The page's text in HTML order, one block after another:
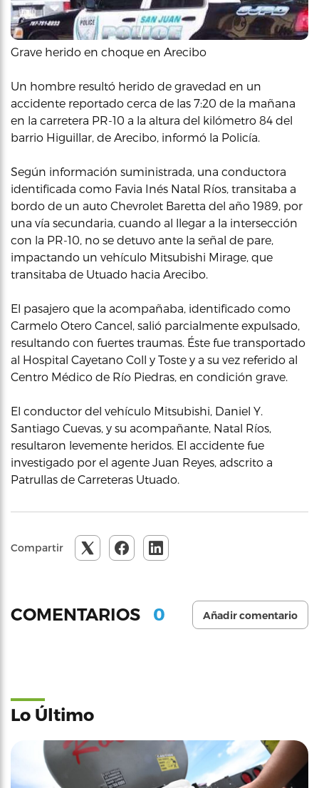
Grave herido en choque en Arecibo
Un hombre resultó herido de gravedad en un
accidente reportado cerca de las 7:20 de la mañana
en la carretera PR-10 a la altura del kilómetro 84 del
barrio Higuillar, de Arecibo, informó la Policía.
Según información suministrada, una conductora
identificada como Favia Inés Natal Ríos, transitaba a
bordo de un auto Chevrolet Baretta del año 1989, por
una vía secundaria, cuando al llegar a la intersección
con la PR-10, no se detuvo ante la señal de pare,
impactando un vehículo Mitsubishi Mirage, que
transitaba de Utuado hacia Arecibo.
El pasajero que la acompañaba, identificado como
Carmelo Otero Cancel, salió parcialmente expulsado,
resultando con fuertes traumas. Éste fue transportado
al Hospital Cayetano Coll y Toste y a su vez referido al
Centro Médico de Río Piedras, en condición grave.
El conductor del vehículo Mitsubishi, Daniel Y.
Santiago Cuevas, y su acompañante, Natal Ríos,
resultaron levemente heridos. El accidente fue
investigado por el agente Juan Reyes, adscrito a
Patrullas de Carreteras Utuado.
Compartir
COMENTARIOS 0 Añadir comentario
Lo Último